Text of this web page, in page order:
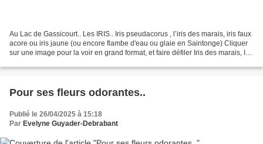
Au Lac de Gassicourt.. Les IRIS.. Iris pseudacorus , l’iris des marais, iris faux
acore ou iris jaune (ou encore flambe d'eau ou glaie en Saintonge) Cliquer
sur une image pour la voir en grand format, et faire défiler Iris des marais, Iris
Pour ses fleurs odorantes..
Publié le 26/04/2025 à 15:18
Par Evelyne Guyader-Debrabant